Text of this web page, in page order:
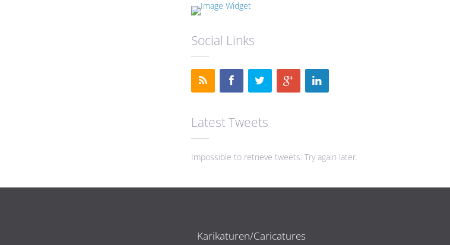
Social Links
Latest Tweets
Impossible to retrieve tweets. Try again later.
Karikaturen/Caricatures